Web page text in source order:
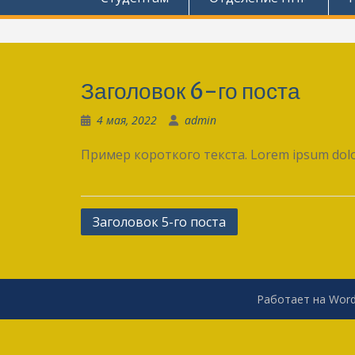
Заголовок 6-го поста
4 мая, 2022 admin
Пример короткого текста. Lorem ipsum
Навигация
Заголовок 5-го поста
Работает на